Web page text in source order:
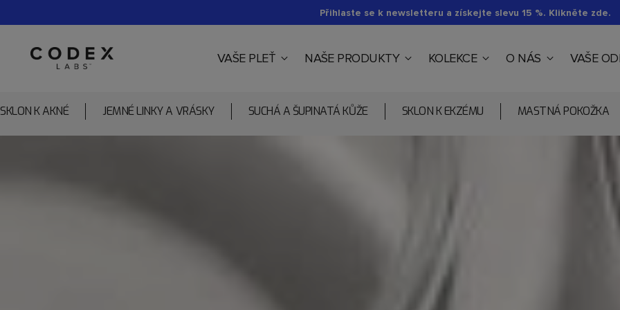
Přihlaste se k newsletteru a získejte slevu 15 %. Klikněte zde.
VAŠE PLEŤ NAŠE PRODUKTY KOLEKCE O NÁS VAŠE
SKLON K AKNÉ JEMNÉ LINKY A VRÁSKY SUCHÁ A ŠUPINATÁ KŮŽE SKLON K EKZÉMU MASTNÁ POKOŽKA